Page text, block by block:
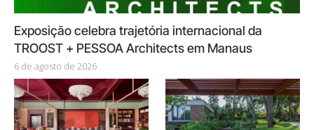
Exposição celebra trajetória internacional da
TROOST + PESSOA Architects em Manaus
6 de agosto de 2026